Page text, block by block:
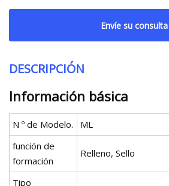
Envíe su consulta
DESCRIPCIÓN
Información básica
N º de Modelo.
ML
función de
formación
Relleno, Sello
Tipo